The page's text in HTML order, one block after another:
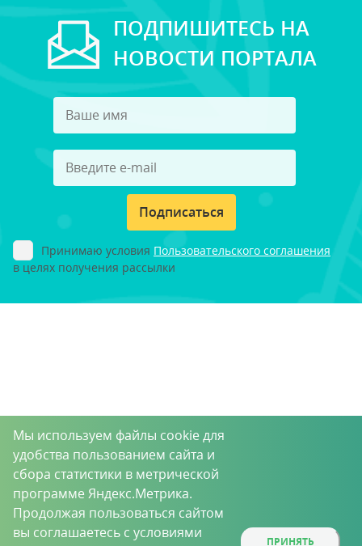
ПОДПИШИТЕСЬ НА
НОВОСТИ ПОРТАЛА
Подписаться
Принимаю условия Пользовательского соглашения
в целях получения рассылки
Мы используем файлы cookie для
удобства пользованием сайта и
сбора статистики в метрической
программе Яндекс.Метрика.
Продолжая пользоваться сайтом
вы соглашаетесь с условиями
ПРИНЯТЬ